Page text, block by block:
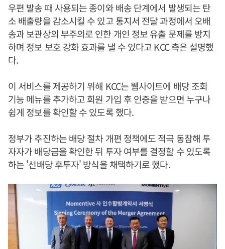
우편 발송 때 사용되는 종이와 배송 단계에서 발생되는 탄
소 배출량을 감소시킬 수 있고 통지서 전달 과정에서 오배
송과 보관상의 부주의로 인한 개인 정보 유출 문제를 방지
하며 정보 보호 강화 효과를 낼 수 있다고 KCC 측은 설명했
다.
이 서비스를 제공하기 위해 KCC는 웹사이트에 배당 조회
기능 메뉴를 추가하고 회원 가입 후 인증을 받으면 누구나
쉽게 정보를 확인할 수 있도록 했다.
정부가 추진하는 배당 절차 개편 정책에도 적극 동참해 투
자자가 배당금을 확인한 뒤 투자 여부를 결정할 수 있도록
하는 '선배당 후투자' 방식을 채택하기로 했다.